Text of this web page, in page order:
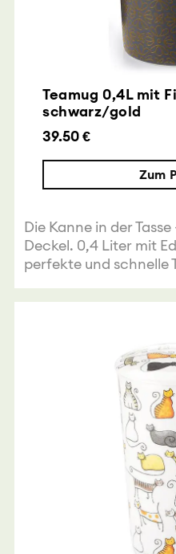
Teamug 0,4L mit
schwarz/gold
39.50 €
Zum
Die Kanne in der
Deckel. 0,4 Liter mit
perfekte und schnelle